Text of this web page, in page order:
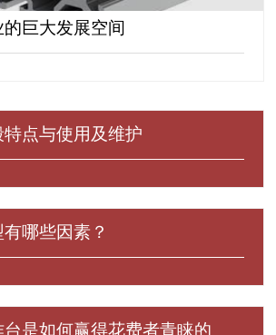
巨大发展空间
点与使用及维护
哪些因素？
台是如何赢得花费者青睐的